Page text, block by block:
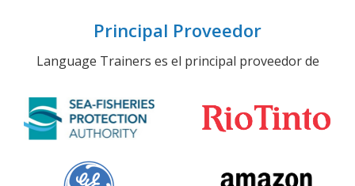
Principal Proveedor
Language Trainers es el principal proveedor de